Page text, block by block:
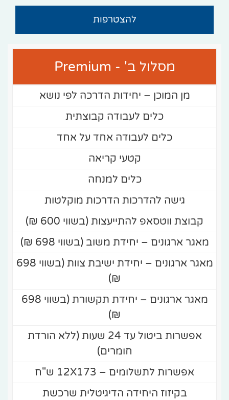
להצטרפות
מסלול ב' - Premium
מן המוכן – יחידות הדרכה לפי נושא
כלים לעבודה קבוצתית
כלים לעבודה אחד על אחד
קטעי קריאה
כלים למנחה
גישה להדרכות הדרכות מוקלטות
קבוצת ווטסאפ להתייעצות (בשווי 600 ₪)
מאגר ארגונים – יחידת משוב (בשווי 698 ₪)
מאגר ארגונים – יחידת ישיבת צוות (בשווי 698
₪)
מאגר ארגונים – יחידת תקשורת (בשווי 698
₪)
אפשרות ביטול עד 24 שעות (ללא הורדת
חומרים)
אפשרות לתשלומים – 12X173 ש"ח
בקיזוז היחידה הדיגיטלית שרכשת